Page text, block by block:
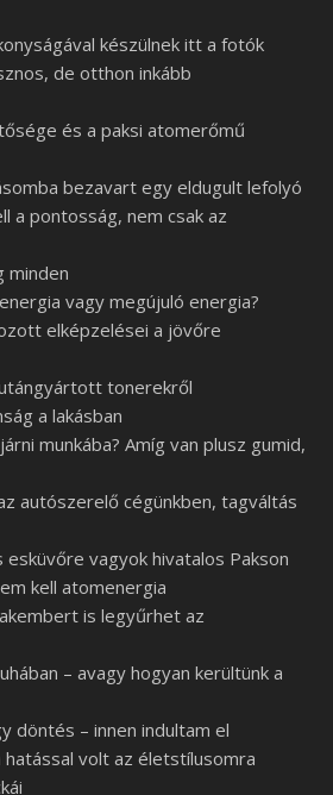
készülnek itt a fotók
de otthon inkább
és a paksi atomerőmű
bezavart egy eldugult lefolyó
a pontosság, nem csak az
minden
vagy megújuló energia?
elképzelései a jövőre
tonerekről
a lakásban
munkába? Amíg van plusz gumid,
autószerelő cégünkben, tagváltás
esküvőre vagyok hivatalos Pakson
kell atomenergia
is legyűrhet az
– avagy hogyan kerültünk a
döntés – innen indultam el
hatással volt az életstílusomra